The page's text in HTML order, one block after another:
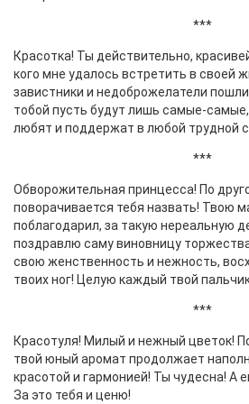
***
Красотка! Ты действительно,
кого мне удалось встретить в своей
завистники и недоброжелатели
тобой пусть будут лишь самые-
любят и поддержат в любой трудной
***
Обворожительная принцесса! По
поворачивается тебя назвать! Твою
поблагодарил, за такую нереальную
поздравлю саму виновницу
свою женственность и нежность,
твоих ног! Целую каждый твой
***
Красотуля! Милый и нежный цветок!
твой юный аромат продолжает
красотой и гармонией! Ты чудесна!
За это тебя и ценю!